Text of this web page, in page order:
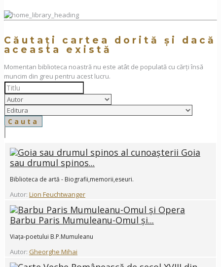
Căutați cartea dorită și dacă
aceasta există
Momentan biblioteca noastră nu este atât de populată cu cărți însă
muncim din greu pentru acest lucru.
Goia
sau drumul spinos...
Biblioteca de artă - Biografii,memorii,eseuri.
Autor: Lion Feuchtwanger
Barbu Paris Mumuleanu-Omul și...
Viața-poetului B.P.Mumuleanu
Autor: Gheorghe Mihai